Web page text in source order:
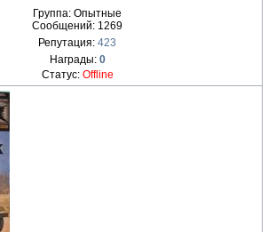
Группа: Опытные
Сообщений: 1269
Репутация: 423
Награды: 0
Статус: Offline